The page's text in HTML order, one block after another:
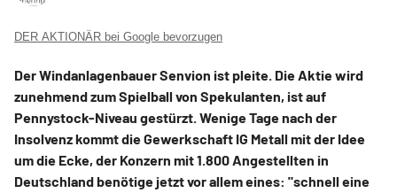
DER AKTIONÄR bei Google bevorzugen
Der Windanlagenbauer Senvion ist pleite. Die Aktie wird
zunehmend zum Spielball von Spekulanten, ist auf
Pennystock-Niveau gestürzt. Wenige Tage nach der
Insolvenz kommt die Gewerkschaft IG Metall mit der Idee
um die Ecke, der Konzern mit 1.800 Angestellten in
Deutschland benötige jetzt vor allem eines: "schnell eine